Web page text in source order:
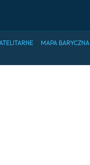
MAPA BARYCZNA